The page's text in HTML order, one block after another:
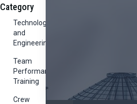
Category
Technology
and
Engineering
Team
Performance
Training
Crew